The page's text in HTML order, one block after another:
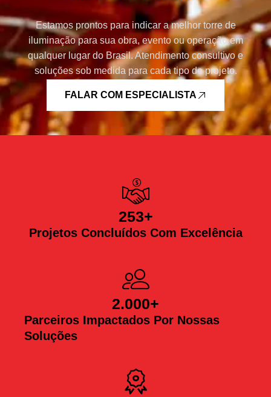
Estamos prontos para indicar a melhor torre de
iluminação para sua obra, evento ou operação em
qualquer lugar do Brasil. Atendimento consultivo e
soluções sob medida para cada tipo de projeto.
FALAR COM ESPECIALISTA
Projetos Concluídos Com Excelência
253+
Parceiros Impactados Por Nossas
Soluções
2.000+